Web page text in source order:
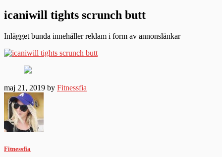
icaniwill tights scrunch butt
Inlägget bunda innehåller reklam i form av annonslänkar
maj 21, 2019 by Fitnessfia
Fitnessfia